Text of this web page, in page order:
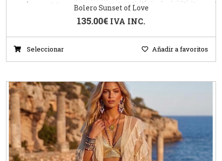
Bolero Sunset of Love
135.00€ IVA INC.
Seleccionar Añadir a favoritos